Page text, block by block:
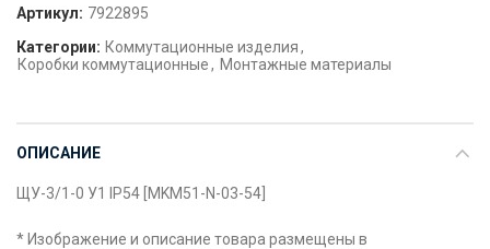
Артикул: 7922895
Категории: Коммутационные изделия,
Коробки коммутационные, Монтажные материалы
ОПИСАНИЕ
ЩУ-3/1-0 У1 IP54 [MKM51-N-03-54]
* Изображение и описание товара размещены в